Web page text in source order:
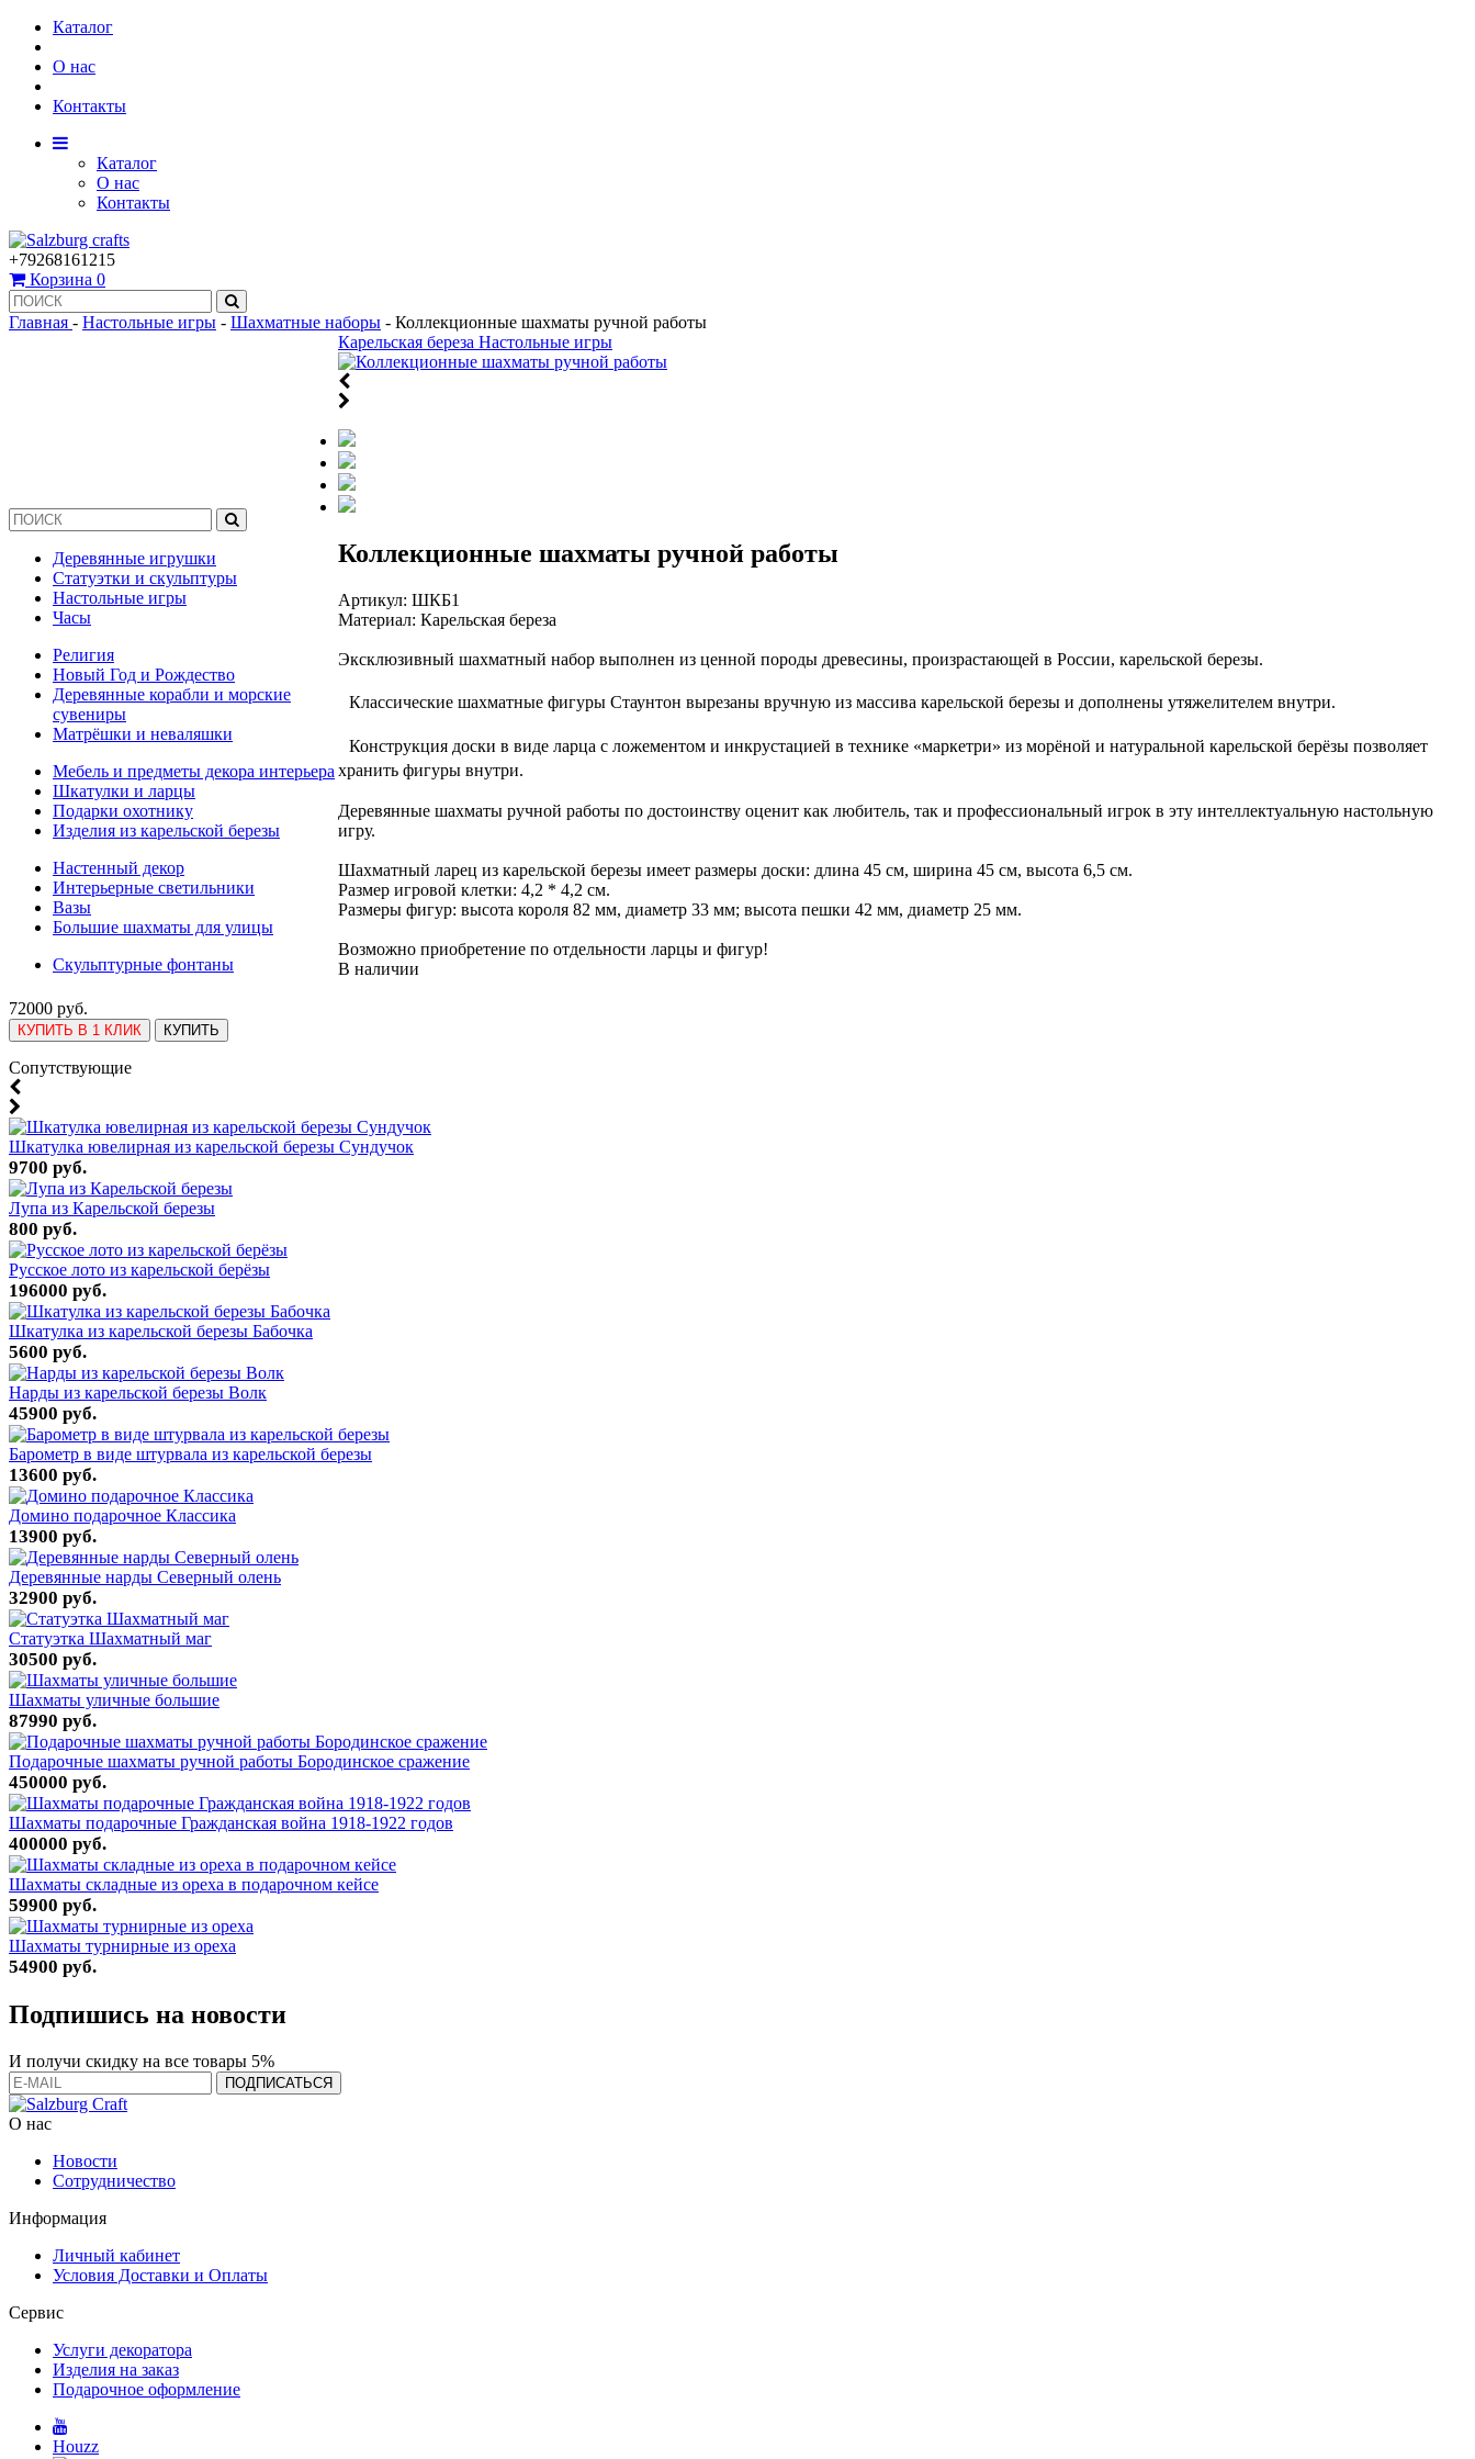
Каталог
О нас
Контакты
Каталог
О нас
Контакты
+79268161215
Корзина 0
Главная - Настольные игры - Шахматные наборы - Коллекционные шахматы ручной работы
Деревянные игрушки
Статуэтки и скульптуры
Настольные игры
Часы
Религия
Новый Год и Рождество
Деревянные корабли и морские
сувениры
Матрёшки и неваляшки
Мебель и предметы декора интерьера
Шкатулки и ларцы
Подарки охотнику
Изделия из карельской березы
Настенный декор
Интерьерные светильники
Вазы
Большие шахматы для улицы
Скульптурные фонтаны
Карельская береза Настольные игры
Коллекционные шахматы ручной работы
Артикул: ШКБ1
Материал: Карельская береза
Эксклюзивный шахматный набор выполнен из ценной породы древесины, произрастающей в России, карельской березы.
Классические шахматные фигуры Стаунтон вырезаны вручную из массива карельской березы и дополнены утяжелителем внутри.
Конструкция доски в виде ларца с ложементом и инкрустацией в технике «маркетри» из морёной и натуральной карельской берёзы позволяет
хранить фигуры внутри.
Деревянные шахматы ручной работы по достоинству оценит как любитель, так и профессиональный игрок в эту интеллектуальную настольную
игру.
Шахматный ларец из карельской березы имеет размеры доски: длина 45 см, ширина 45 см, высота 6,5 см.
Размер игровой клетки: 4,2 * 4,2 см.
Размеры фигур: высота короля 82 мм, диаметр 33 мм; высота пешки 42 мм, диаметр 25 мм.
Возможно приобретение по отдельности ларцы и фигур!
В наличии
72000 руб.
КУПИТЬ В 1 КЛИК КУПИТЬ
Cопутствующие
Шкатулка ювелирная из карельской березы Сундучок
9700 руб.
Лупа из Карельской березы
800 руб.
Русское лото из карельской берёзы
196000 руб.
Шкатулка из карельской березы Бабочка
5600 руб.
Нарды из карельской березы Волк
45900 руб.
Барометр в виде штурвала из карельской березы
13600 руб.
Домино подарочное Классика
13900 руб.
Деревянные нарды Северный олень
32900 руб.
Статуэтка Шахматный маг
30500 руб.
Шахматы уличные большие
87990 руб.
Подарочные шахматы ручной работы Бородинское сражение
450000 руб.
Шахматы подарочные Гражданская война 1918-1922 годов
400000 руб.
Шахматы складные из ореха в подарочном кейсе
59900 руб.
Шахматы турнирные из ореха
54900 руб.
Подпишись на новости
И получи скидку на все товары 5%
О нас
Новости
Сотрудничество
Информация
Личный кабинет
Условия Доставки и Оплаты
Сервис
Услуги декоратора
Изделия на заказ
Подарочное оформление
Houzz